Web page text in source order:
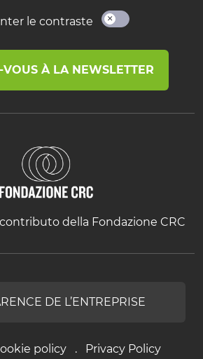
le contraste
À LA NEWSLETTER
della Fondazione CRC
policy Privacy Policy
DE L’ENTREPRISE